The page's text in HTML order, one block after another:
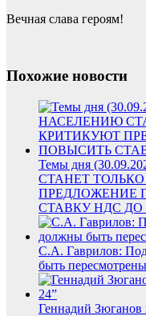
Вечная слава героям!
Похожие новости
Темы дня
СТАНЕТ
ПРЕДЛОЖЕНИЕ
СТАВКУ НДС ДО
С.А. Гаврилов:
быть
Геннадий Зюганов